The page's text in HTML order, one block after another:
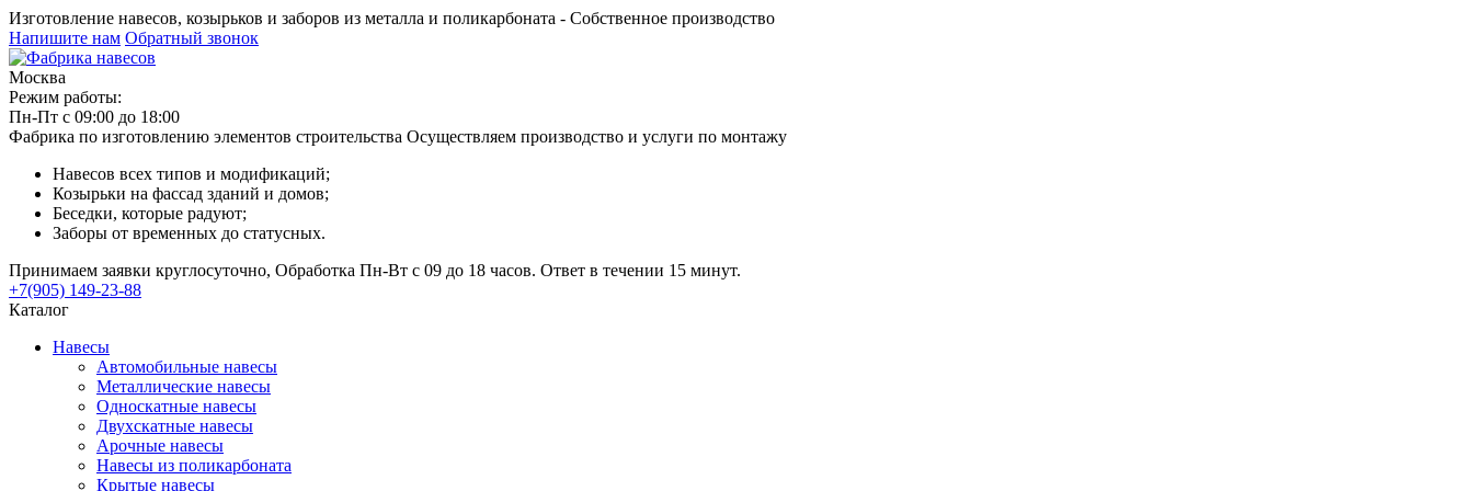
Изготовление навесов, козырьков и заборов из металла и поликарбоната - Собственное производство
Напишите нам Обратный звонок
Москва
Режим работы:
Пн-Пт с 09:00 до 18:00
Фабрика по изготовлению элементов строительства Осуществляем производство и услуги по монтажу
Навесов всех типов и модификаций;
Козырьки на фассад зданий и домов;
Беседки, которые радуют;
Заборы от временных до статусных.
Принимаем заявки круглосуточно, Обработка Пн-Вт с 09 до 18 часов. Ответ в течении 15 минут.
+7(905) 149-23-88
Каталог
Навесы
Автомобильные навесы
Металлические навесы
Односкатные навесы
Двухскатные навесы
Арочные навесы
Навесы из поликарбоната
Крытые навесы